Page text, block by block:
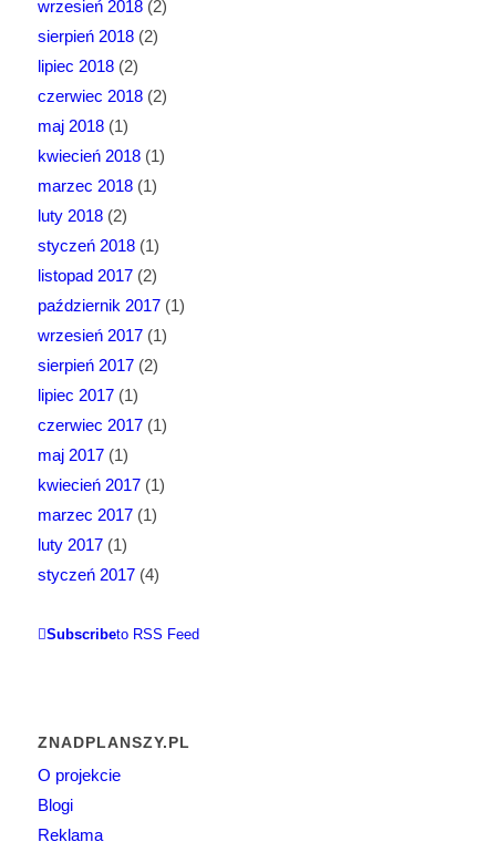
wrzesień 2018(2)
sierpień 2018(2)
lipiec 2018(2)
czerwiec 2018(2)
maj 2018(1)
kwiecień 2018(1)
marzec 2018(1)
luty 2018(2)
styczeń 2018(1)
listopad 2017(2)
październik 2017(1)
wrzesień 2017(1)
sierpień 2017(2)
lipiec 2017(1)
czerwiec 2017(1)
maj 2017(1)
kwiecień 2017(1)
marzec 2017(1)
luty 2017(1)
styczeń 2017(4)
Subscribeto RSS Feed
ZNADPLANSZY.PL
O projekcie
Blogi
Reklama